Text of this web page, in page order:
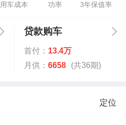
用车成本 功率 3年保值率
贷款购车
首付： 13.4万
月供： 6658 (共36期)
定位